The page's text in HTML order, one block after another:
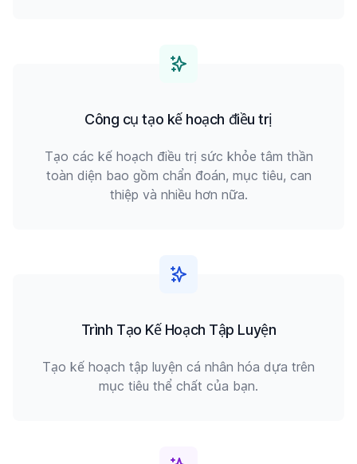
Công cụ tạo kế hoạch điều trị
Tạo các kế hoạch điều trị sức khỏe tâm thần
toàn diện bao gồm chẩn đoán, mục tiêu, can
thiệp và nhiều hơn nữa.
Trình Tạo Kế Hoạch Tập Luyện
Tạo kế hoạch tập luyện cá nhân hóa dựa trên
mục tiêu thể chất của bạn.